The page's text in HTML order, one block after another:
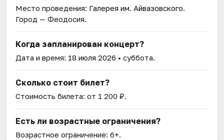
Место проведения: Галерея им. Айвазовского.
Город — Феодосия.
Когда запланирован концерт?
Дата и время: 18 июля 2026 • суббота.
Сколько стоит билет?
Стоимость билета: от 1 200 ₽.
Есть ли возрастные ограничения?
Возрастное ограничение: 6+.